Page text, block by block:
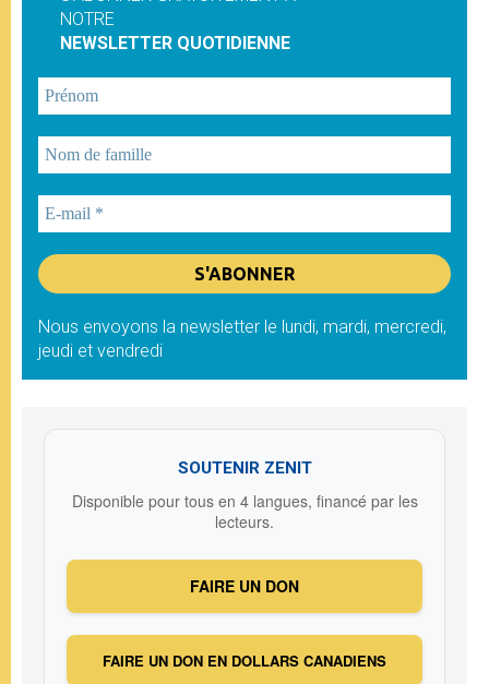
NOTRE
NEWSLETTER QUOTIDIENNE
Nous envoyons la newsletter le lundi, mardi, mercredi,
jeudi et vendredi
SOUTENIR ZENIT
Disponible pour tous en 4 langues, financé par les
lecteurs.
FAIRE UN DON
FAIRE UN DON EN DOLLARS CANADIENS